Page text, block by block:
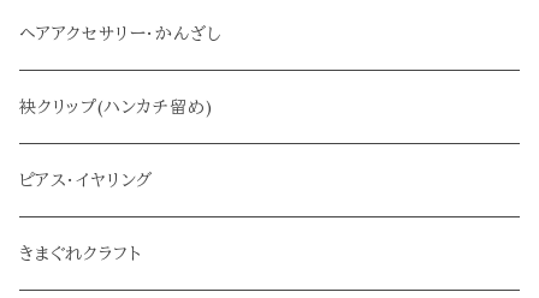
名古屋帯
メインバッグ
サブバッグ
ヘアアクセサリー・かんざし
袂クリップ(ハンカチ留め)
ピアス・イヤリング
きまぐれクラフト